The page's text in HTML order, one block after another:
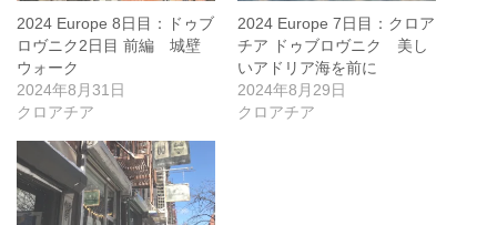
2024 Europe 8日目：ドゥブ
ロヴニク2日目 前編 城壁
ウォーク
2024年8月31日
クロアチア
2024 Europe 7日目：クロア
チア ドゥブロヴニク 美し
いアドリア海を前に
2024年8月29日
クロアチア